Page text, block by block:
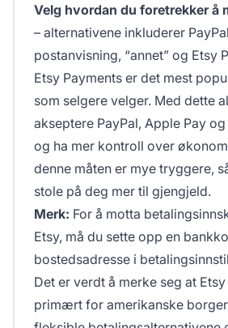
Velg hvordan du foretrekker å
– alternativene inkluderer
postanvisning, “annet” og Etsy
Etsy Payments er det mest
som selgere velger. Med dette
akseptere PayPal, Apple Pay
og ha mer kontroll over
denne måten er mye tryggere,
stole på deg mer til gjengjeld.
Merk: For å motta
Etsy, må du sette opp en
bostedsadresse i
Det er verdt å merke seg at
primært for amerikanske